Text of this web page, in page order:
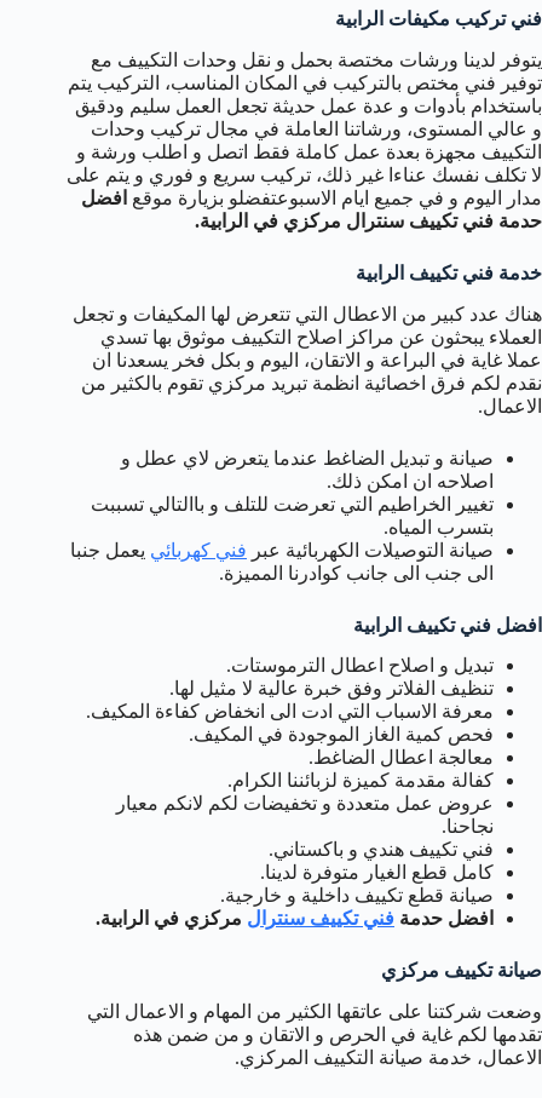
فني تركيب مكيفات الرابية
يتوفر لدينا ورشات مختصة بحمل و نقل وحدات التكييف مع
توفير فني مختص بالتركيب في المكان المناسب، التركيب يتم
باستخدام بأدوات و عدة عمل حديثة تجعل العمل سليم ودقيق
و عالي المستوى، ورشاتنا العاملة في مجال تركيب وحدات
التكييف مجهزة بعدة عمل كاملة فقط اتصل و اطلب ورشة و
لا تكلف نفسك عناءا غير ذلك، تركيب سريع و فوري و يتم على
مدار اليوم و في جميع ايام الاسبوعتفضلو بزيارة موقع افضل
حدمة فني تكييف سنترال مركزي في الرابية.
خدمة فني تكييف الرابية
هناك عدد كبير من الاعطال التي تتعرض لها المكيفات و تجعل
العملاء يبحثون عن مراكز اصلاح التكييف موثوق بها تسدي
عملا غاية في البراعة و الاتقان، اليوم و بكل فخر يسعدنا ان
نقدم لكم فرق اخصائية انظمة تبريد مركزي تقوم بالكثير من
الاعمال.
صيانة و تبديل الضاغط عندما يتعرض لاي عطل و
اصلاحه ان امكن ذلك.
تغيير الخراطيم التي تعرضت للتلف و باالتالي تسببت
بتسرب المياه.
صيانة التوصيلات الكهربائية عبر فني كهربائي يعمل جنبا
الى جنب الى جانب كوادرنا المميزة.
افضل فني تكييف الرابية
تبديل و اصلاح اعطال الترموستات.
تنظيف الفلاتر وفق خبرة عالية لا مثيل لها.
معرفة الاسباب التي ادت الى انخفاض كفاءة المكيف.
فحص كمية الغاز الموجودة في المكيف.
معالجة اعطال الضاغط.
كفالة مقدمة كميزة لزبائننا الكرام.
عروض عمل متعددة و تخفيضات لكم لانكم معيار
نجاحنا.
فني تكييف هندي و باكستاني.
كامل قطع الغيار متوفرة لدينا.
صيانة قطع تكييف داخلية و خارجية.
افضل حدمة فني تكييف سنترال مركزي في الرابية.
صيانة تكييف مركزي
وضعت شركتنا على عاتقها الكثير من المهام و الاعمال التي
تقدمها لكم غاية في الحرص و الاتقان و من ضمن هذه
الاعمال، خدمة صيانة التكييف المركزي.